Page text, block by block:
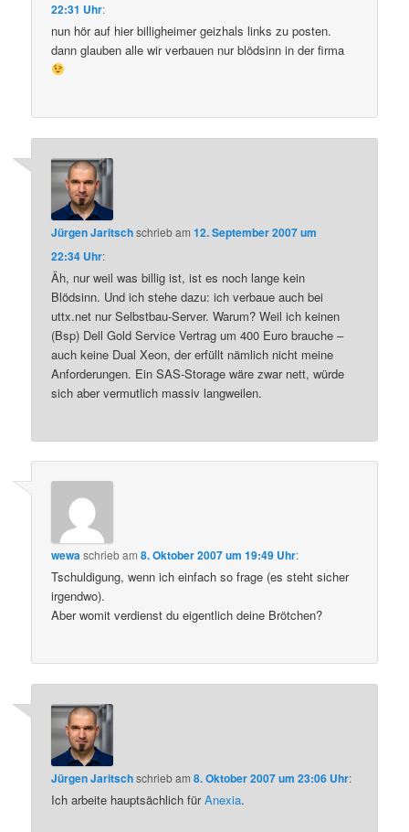
22:31 Uhr:
nun hör auf hier billigheimer geizhals links zu posten.
dann glauben alle wir verbauen nur blödsinn in der firma
Jürgen Jaritschschriebam12. September 2007 um
22:34 Uhr:
Äh, nur weil was billig ist, ist es noch lange kein
Blödsinn. Und ich stehe dazu: ich verbaue auch bei
uttx.net nur Selbstbau-Server. Warum? Weil ich keinen
(Bsp) Dell Gold Service Vertrag um 400 Euro brauche –
auch keine Dual Xeon, der erfüllt nämlich nicht meine
Anforderungen. Ein SAS-Storage wäre zwar nett, würde
sich aber vermutlich massiv langweilen.
wewaschriebam8. Oktober 2007 um 19:49 Uhr:
Tschuldigung, wenn ich einfach so frage (es steht sicher
irgendwo).
Aber womit verdienst du eigentlich deine Brötchen?
Jürgen Jaritschschriebam8. Oktober 2007 um 23:06 Uhr:
Ich arbeite hauptsächlich fürAnexia.